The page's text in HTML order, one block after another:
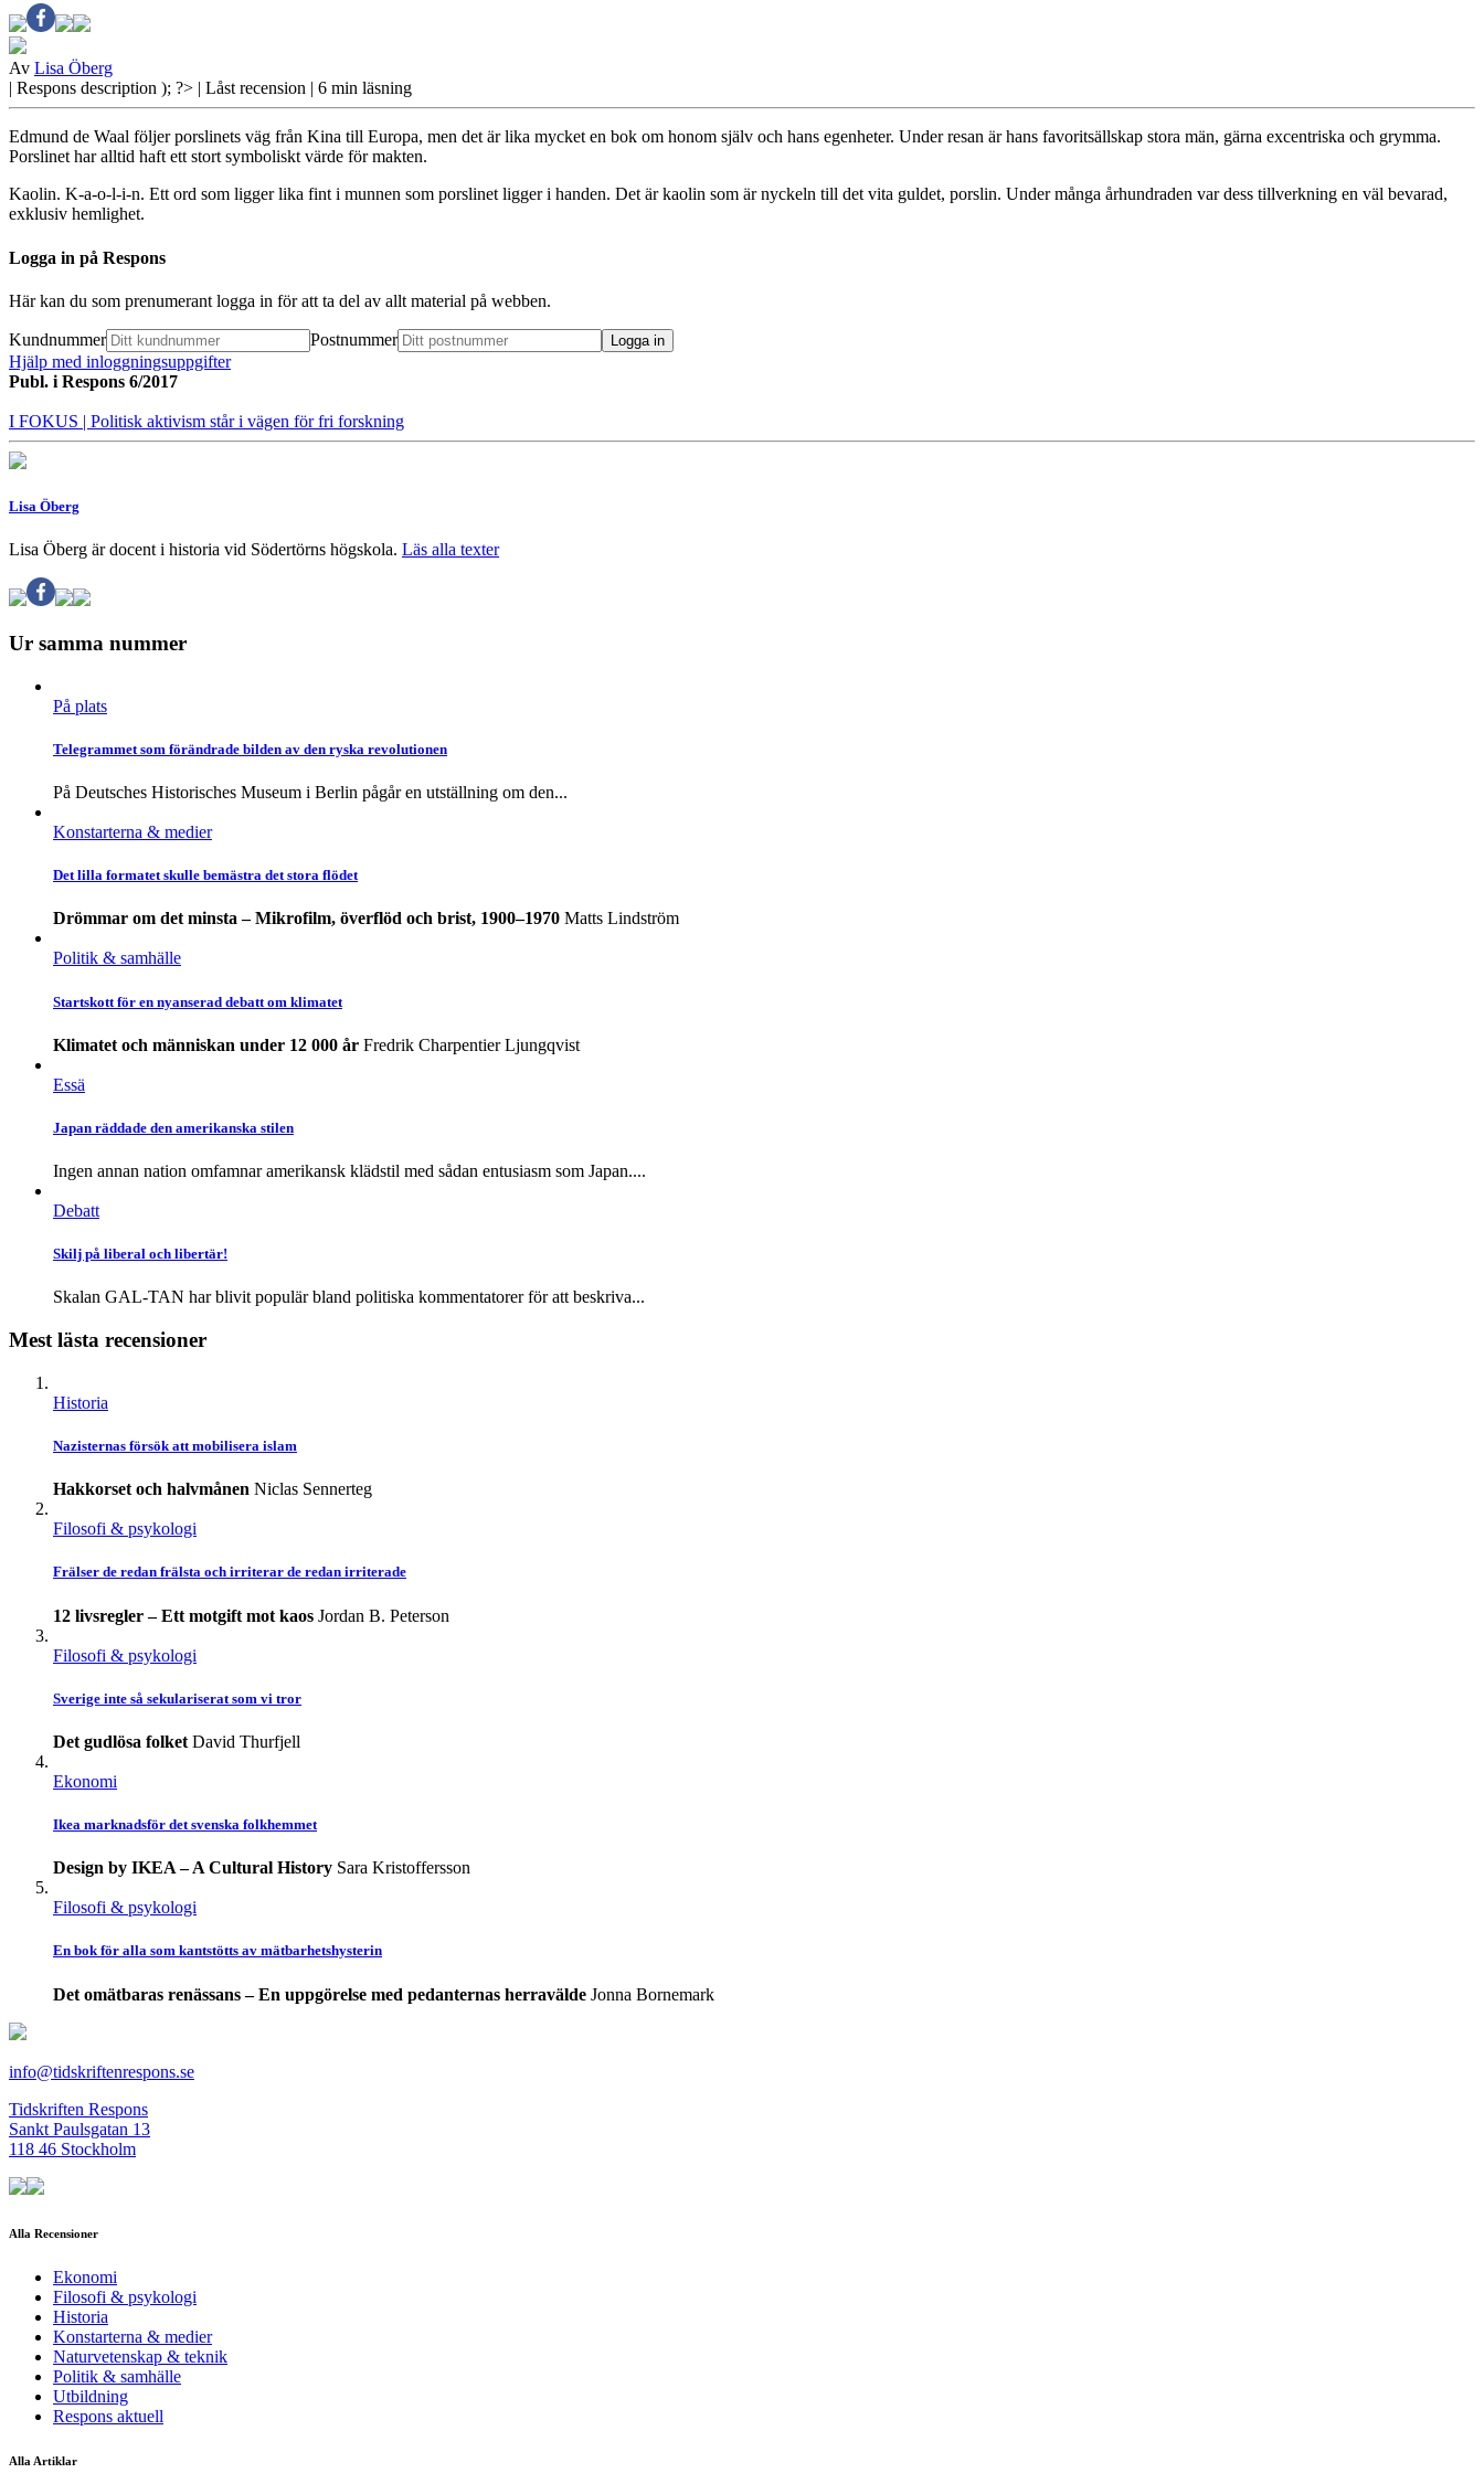
Av Lisa Öberg
| Respons description ); ?> | Låst recension | 6 min läsning
Edmund de Waal följer porslinets väg från Kina till Europa, men det är lika mycket en bok om honom själv och hans egenheter. Under resan är hans favoritsällskap stora män, gärna excentriska och grymma.
Porslinet har alltid haft ett stort symboliskt värde för makten.
Kaolin. K-a-o-l-i-n. Ettord som ligger lika fint i munnen som porslinet ligger i handen. Det är kaolin som är nyckeln till det vita guldet, porslin. Under många århundraden var dess tillverkning en väl bevarad,
exklusiv hemlighet.
Logga in på Respons
Här kan du som prenumerant logga in för att ta del av allt material på webben.
Kundnummer
Postnummer
Hjälp med inloggningsuppgifter
Publ. i Respons 6/2017
I FOKUS | Politisk aktivism står i vägen för fri forskning
Lisa Öberg
Lisa Öberg är docent i historia vid Södertörns högskola. Läs alla texter
Ur samma nummer
På plats
Telegrammet som förändrade bilden av den ryska revolutionen
På Deutsches Historisches Museum i Berlin pågår en utställning om den...
Konstarterna & medier
Det lilla formatet skulle bemästra det stora flödet
Drömmar om det minsta – Mikrofilm, överflöd och brist, 1900–1970 Matts Lindström
Politik & samhälle
Startskott för en nyanserad debatt om klimatet
Klimatet och människan under 12 000 år Fredrik Charpentier Ljungqvist
Essä
Japan räddade den amerikanska stilen
Ingen annan nation omfamnar amerikansk klädstil med sådan entusiasm som Japan....
Debatt
Skilj på liberal och libertär!
Skalan GAL-TAN har blivit populär bland politiska kommentatorer för att beskriva...
Mest lästa recensioner
Historia
Nazisternas försök att mobilisera islam
Hakkorset och halvmånen Niclas Sennerteg
Filosofi & psykologi
Frälser de redan frälsta och irriterar de redan irriterade
12 livsregler – Ett motgift mot kaos Jordan B. Peterson
Filosofi & psykologi
Sverige inte så sekulariserat som vi tror
Det gudlösa folket David Thurfjell
Ekonomi
Ikea marknadsför det svenska folkhemmet
Design by IKEA – A Cultural History Sara Kristoffersson
Filosofi & psykologi
En bok för alla som kantstötts av mätbarhetshysterin
Det omätbaras renässans – En uppgörelse med pedanternas herravälde Jonna Bornemark
info@tidskriftenrespons.se
Tidskriften Respons
Sankt Paulsgatan 13
118 46 Stockholm
Alla Recensioner
Ekonomi
Filosofi & psykologi
Historia
Konstarterna & medier
Naturvetenskap & teknik
Politik & samhälle
Utbildning
Respons aktuell
Alla Artiklar